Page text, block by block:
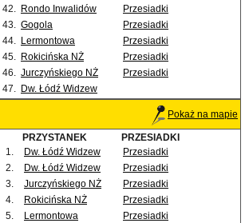
42. Rondo Inwalidów
Przesiadki
43. Gogola
Przesiadki
44. Lermontowa
Przesiadki
45. Rokicińska NŻ
Przesiadki
46. Jurczyńskiego NŻ
Przesiadki
47. Dw. Łódź Widzew
Pokaż na mapie
PRZYSTANEK
PRZESIADKI
1.
Dw. Łódź Widzew
Przesiadki
2. Dw. Łódź Widzew
Przesiadki
3. Jurczyńskiego NŻ
Przesiadki
4. Rokicińska NŻ
Przesiadki
5. Lermontowa
Przesiadki